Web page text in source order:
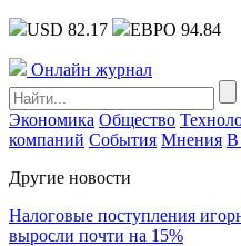
USD 82.17 ЕВРО 94.84
Онлайн журнал
Экономика Общество
компаний События Мнения В
Другие новости
Налоговые поступления
выросли почти на 15%